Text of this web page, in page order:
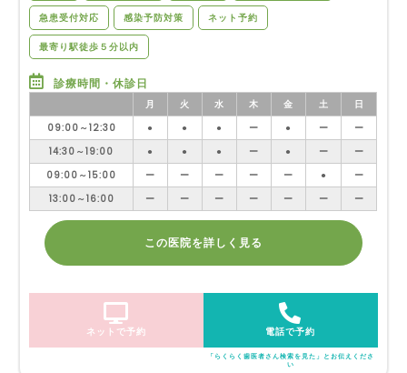
急患受付対応 感染予防対策 ネット予約
最寄り駅徒歩５分以内
診療時間・休診日
月 火 水 木 金 土
日
09:00～12:30
● ● ● ー ● ー
ー
14:30～19:00
● ● ● ー ● ー
ー
09:00～15:00
ー ー ー ー ー ●
ー
13:00～16:00
ー ー ー ー ー ー ー
この医院を詳しく見る
ネットで予約 電話で予約
「らくらく歯医者さん検索を見た」とお伝えくださ
い